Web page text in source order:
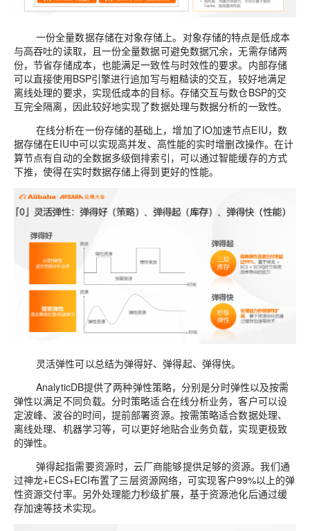
一份全量数据存储在对象存储上。对象存储的特点是低成本
与高吞吐的读取，且一份全量数据可避免数据冗余，无需存储两
份，节省存储成本，也能满足一致性与时效性的要求。内部存储
可以直接使用BSP引擎进行追加写与粗糙读的交互，较好地满足
离线处理的要求， 实现低成本的目标。存储交互与数仓BSP的交
互完全隔离， 因此较好地实现了数据处理与数据分析的一致性。
在线分析在一份存储的基础上，增加了IO加速节点EIU， 数
据存储在EIU中可以实现高并发、 高性能的实时增删改操作。在计
算节点有自动的全数据多级倒排索引， 可以通过智能缓存的方式
下推，使得在实时数据存储上得到更好的性能。
灵活弹性可以总结为弹得好、弹得起、弹得快。
AnalyticDB提供了两种弹性策略，分别是分时弹性以及按需
弹性以满足不同负载。分时策略适合在线分析业务，客户可以设
定波峰、波谷的时间，提前部署资源。 按需策略适合数据处理、
离线处理、机器学习等，可以更好地贴合业务负载，实现更极致
的弹性。
弹得起指需要资源时，云厂商能够提供足够的资源。我们通
过神龙+ECS+ECI布置了三层资源网络，可实现客户99%以上的弹
性资源交付率。 另外处理能力秒级扩展，基于资源池化后通过缓
存加速等技术实现。